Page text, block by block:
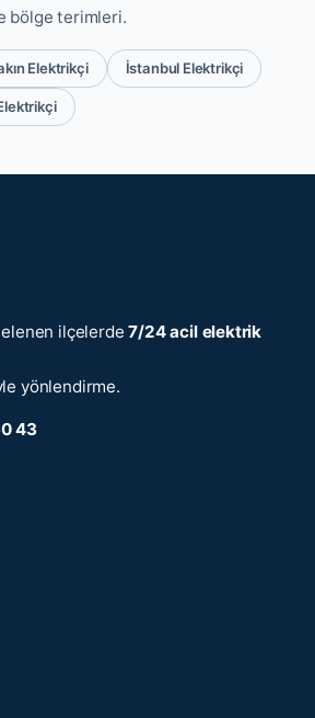
bölge terimleri.
Elektrikçi İstanbul Elektrikçi
ilçelerde7/24 acil elektrik
yönlendirme.
43